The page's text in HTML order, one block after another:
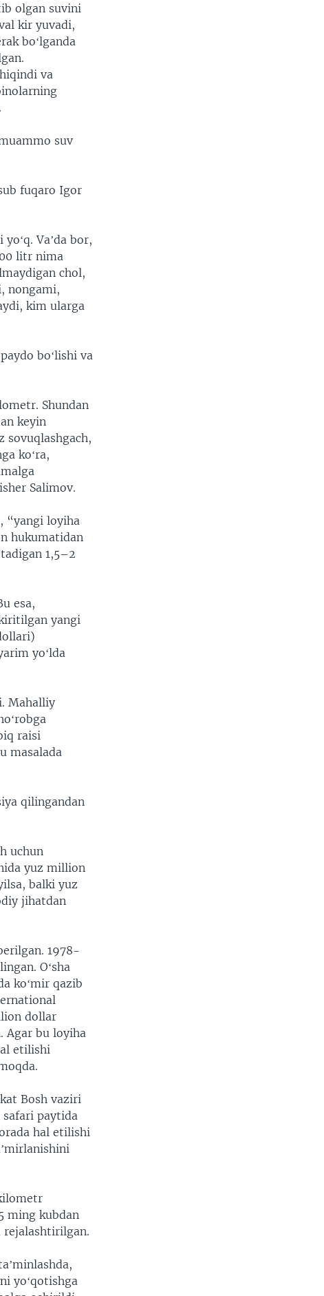
olgan suvini
kir yuvadi,
boʻlganda
va
suv
fuqaro Igor
Vaʼda bor,
litr nima
chol,
nongami,
kim ularga
boʻlishi va
Shundan
keyin
sovuqlashgach,
koʻra,
Salimov.
“yangi loyiha
hukumatidan
1,5–2
esa,
yangi
yoʻlda
Mahalliy
raisi
masalada
qilingandan
uchun
yuz million
balki yuz
jihatdan
1978-
Oʻsha
koʻmir qazib
dollar
Agar bu loyiha
etilishi
Bosh vaziri
safari paytida
hal etilishi
ming kubdan
rejalashtirilgan.
yoʻqotishga